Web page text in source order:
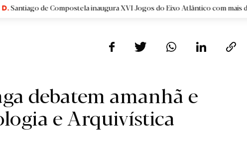
Compostela inaugura XVI Jogos do Eixo Atlântico com mais de dois mil
debatem amanhã e
e Arquivística